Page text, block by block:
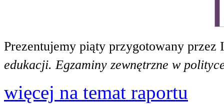
Prezentujemy piąty przygotowany
edukacji. Egzaminy zewnętrzne w
więcej na temat raportu